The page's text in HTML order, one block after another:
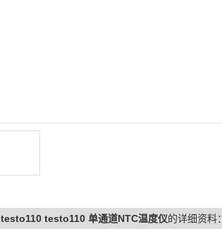
testo110 testo110 单通道NTC温度仪的详细资料：